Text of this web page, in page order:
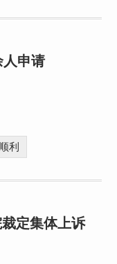
申请
利
定集体上诉